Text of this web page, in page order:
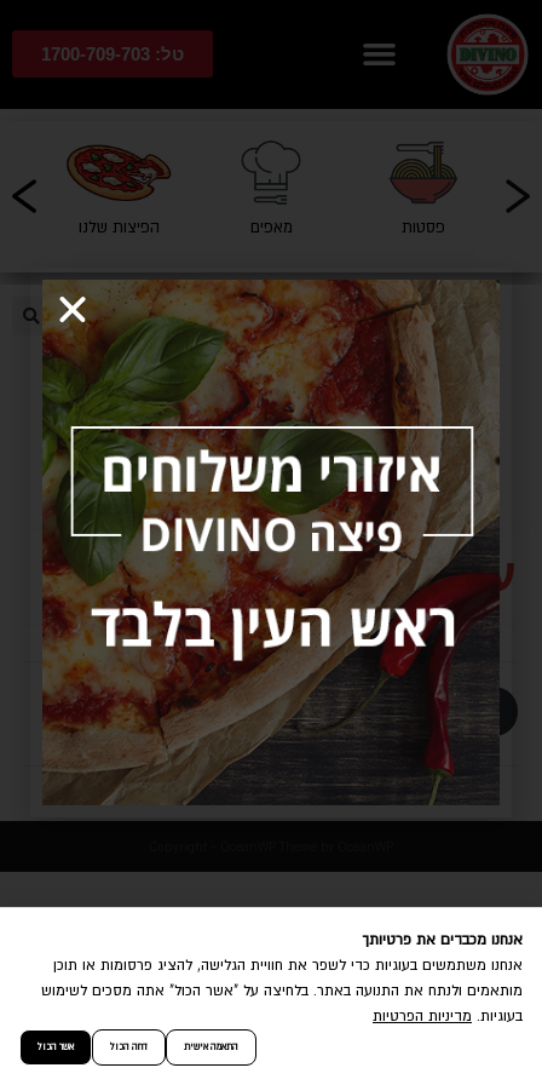
טל: 1700-709-703
הפיצות שלנו מאפים פסטות
ענבים 1.5
-
+ הוספה לסל
אנחנו מכבדים את פרטיותך
אנחנו משתמשים בעוגיות כדי לשפר את חוויית הגלישה, להציג פרסומות או תוכן
מותאמים ולנתח את התנועה באתר. בלחיצה על "אשר הכול" אתה מסכים לשימוש
בעוגיות. מדיניות הפרטיות
התאמה אישית דחה הכול אשר הכול